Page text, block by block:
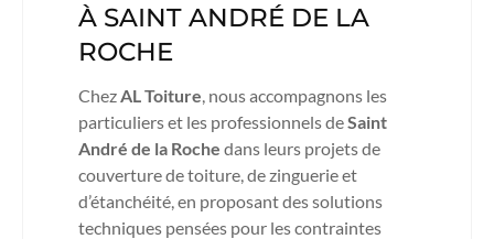
À SAINT ANDRÉ DE LA
ROCHE
ChezAL Toiture, nous accompagnons les
particuliers et les professionnels deSaint
André de la Roche dans leurs projets de
couverture de toiture, de zinguerie et
d’étanchéité, en proposant des solutions
techniques pensées pour les contraintes